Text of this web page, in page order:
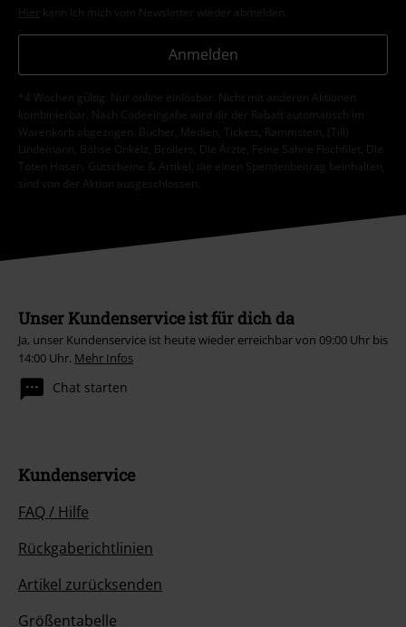
Hier kann ich mich vom Newsletter wieder abmelden.
Anmelden
*4 Wochen gültig. Nur online einlösbar. Nicht mit anderen Aktionen
kombinierbar. Nach Codeeingabe wird dir der Rabatt automatisch im
Warenkorb abgezogen. Bücher, Medien, Tickets, Rammstein, (Till)
Lindemann, Böhse Onkelz, Broilers, Die Ärzte, Feine Sahne Fischfilet, Die
Toten Hosen, Gutscheine & Artikel, die einen Spendenbeitrag beinhalten,
sind von der Aktion ausgeschlossen.
Unser Kundenservice ist für dich da
Ja, unser Kundenservice ist heute wieder erreichbar von 09:00 Uhr bis
14:00 Uhr. Mehr Infos
Chat starten
Kundenservice
FAQ / Hilfe
Rückgaberichtlinien
Artikel zurücksenden
Größentabelle